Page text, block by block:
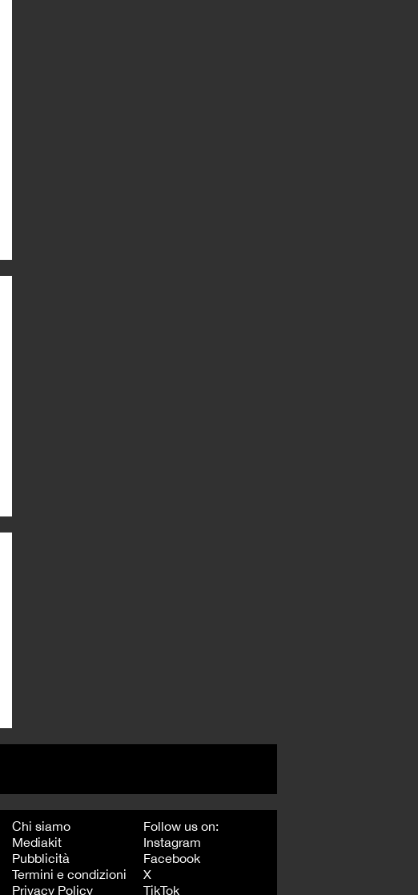
Chi siamo
Mediakit
Pubblicità
Termini e condizioni
Privacy Policy
Follow us on:
Instagram
Facebook
X
TikTok